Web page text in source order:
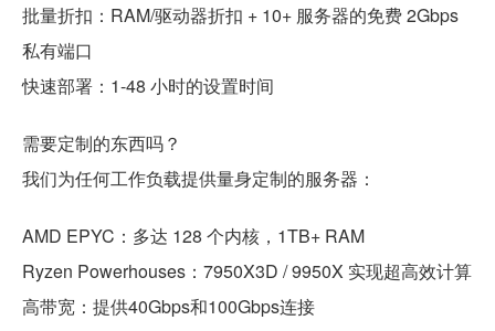
批量折扣：RAM/驱动器折扣 + 10+ 服务器的免费 2Gbps
私有端口
快速部署：1-48 小时的设置时间
需要定制的东西吗？
我们为任何工作负载提供量身定制的服务器：
AMD EPYC：多达 128 个内核，1TB+ RAM
Ryzen Powerhouses：7950X3D / 9950X 实现超高效计算
高带宽：提供40Gbps和100Gbps连接